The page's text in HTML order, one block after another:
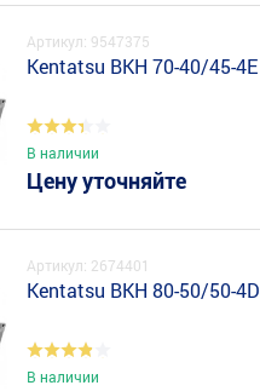
Артикул: 9547375
Kentatsu BKH 70-40/45-4E
В наличии
Цену уточняйте
Артикул: 2674401
Kentatsu BKH 80-50/50-4D
В наличии